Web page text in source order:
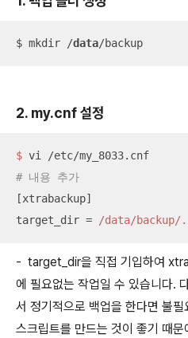
$ mkdir /data/backup
2. my.cnf 설정
$
# 내용 추가
[xtrabackup]
target_dir =
/data/backup/.
- target_dir을 직접 기입하여
에 필요없는 작업일 수 있습니다.
서 정기적으로 백업을 한다면 불
스크립트를 만드는 것이 좋기 때